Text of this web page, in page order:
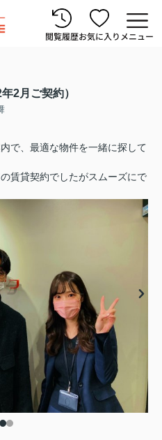
閲覧履歴お気に入り メニュー
2月ご契約）
で、最適な物件を一緒に探して
賃貸契約でしたがスムーズにで